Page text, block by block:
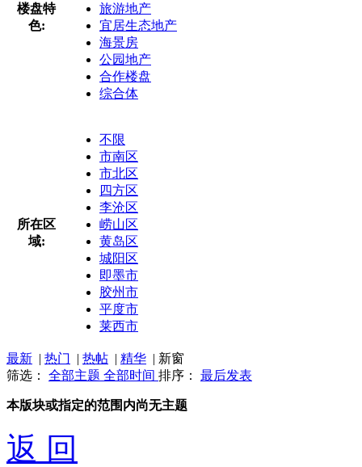
楼盘特
色:
旅游地产
宜居生态地产
海景房
公园地产
合作楼盘
综合体
所在区
域:
不限
市南区
市北区
四方区
李沧区
崂山区
黄岛区
城阳区
即墨市
胶州市
平度市
莱西市
最新 | 热门 | 热帖 | 精华 | 新窗
筛选： 全部主题 全部时间 排序： 最后发表
本版块或指定的范围内尚无主题
返 回